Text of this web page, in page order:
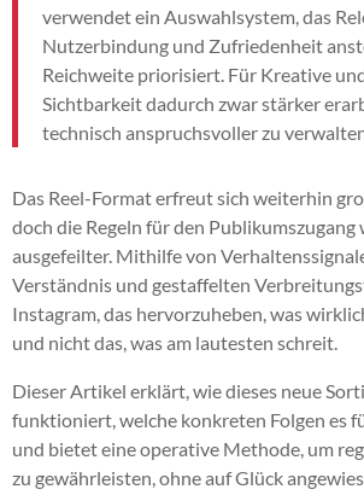
verwendet ein Auswahlsystem, das
Nutzerbindung und Zufriedenheit
Reichweite priorisiert. Für Kreative
Sichtbarkeit dadurch zwar stärker
technisch anspruchsvoller zu
Das Reel-Format erfreut sich weiterhin
doch die Regeln für den Publikumszugang
ausgefeilter. Mithilfe von
Verständnis und gestaffelten
Instagram, das hervorzuheben, was
und nicht das, was am lautesten schreit.
Dieser Artikel erklärt, wie dieses neue
funktioniert, welche konkreten Folgen es
und bietet eine operative Methode, um
zu gewährleisten, ohne auf Glück